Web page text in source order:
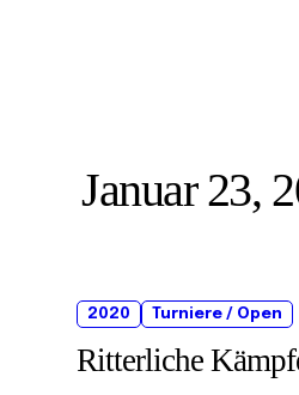
Januar 23,
2020 Turniere / Open
Ritterliche